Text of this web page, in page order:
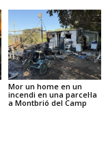
Mor un home en un
incendi en una parcel·la
a Montbrió del Camp